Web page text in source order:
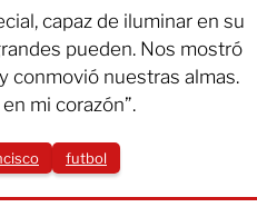
capaz de iluminar en su
pueden. Nos mostró
conmovió nuestras almas.
mi corazón”.
futbol